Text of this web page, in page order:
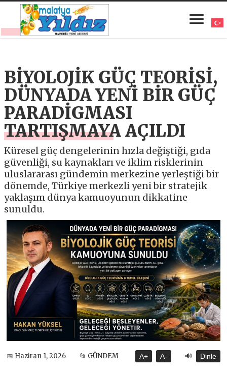
BİYOLOJİK GÜÇ TEORİSİ,
DÜNYADA YENİ BİR GÜÇ
PARADİGMASI
TARTIŞMAYA AÇILDI
Küresel güç dengelerinin hızla değiştiği, gıda
güvenliği, su kaynakları ve iklim risklerinin
uluslararası gündemin merkezine yerleştiği bir
dönemde, Türkiye merkezli yeni bir stratejik
yaklaşım dünya kamuoyunun dikkatine
sunuldu.
📅 Haziran 1, 2026 📂 GÜNDEM A+ A- 🔊 Dinle